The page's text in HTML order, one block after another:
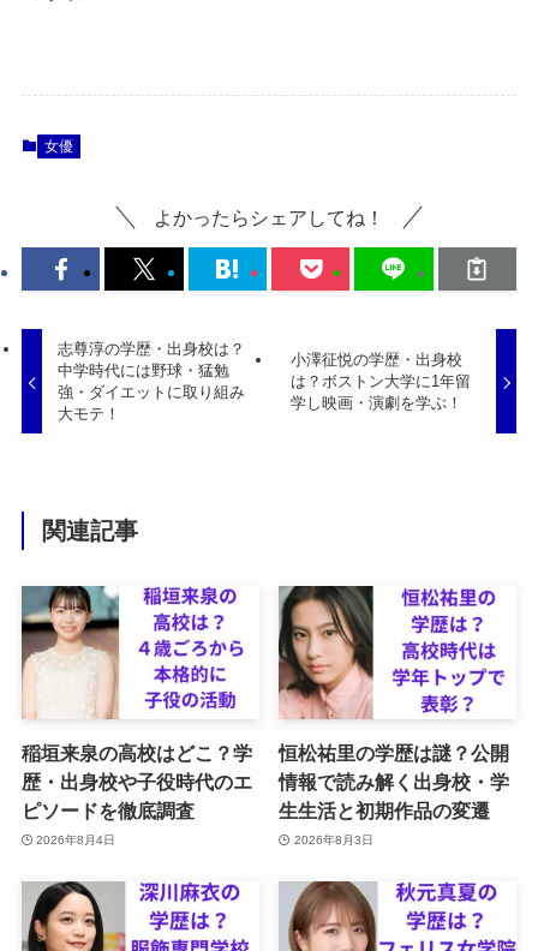
女優
よかったらシェアしてね！
志尊淳の学歴・出身校は？
中学時代には野球・猛勉
強・ダイエットに取り組み
大モテ！
小澤征悦の学歴・出身校
は？ボストン大学に1年留
学し映画・演劇を学ぶ！
関連記事
稲垣来泉の高校はどこ？学
歴・出身校や子役時代のエ
ピソードを徹底調査
2026年8月4日
恒松祐里の学歴は謎？公開
情報で読み解く出身校・学
生生活と初期作品の変遷
2026年8月3日